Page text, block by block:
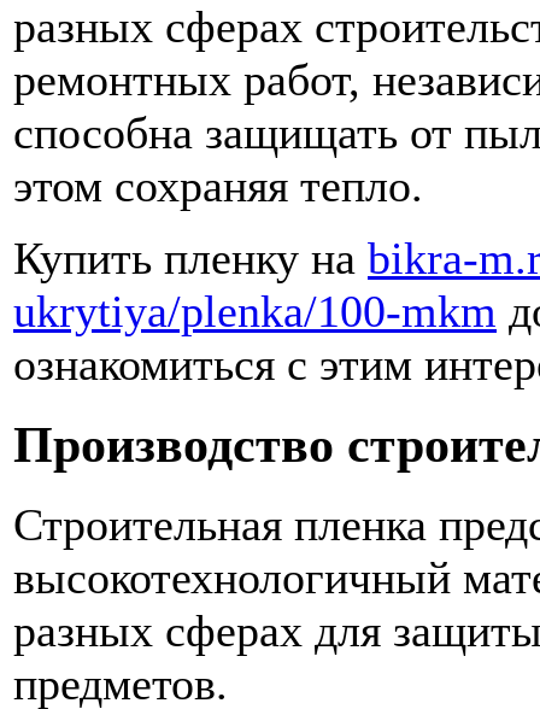
разных сферах
ремонтных работ,
способна защищать от
этом сохраняя тепло.
Купить пленку на bikra-
ukrytiya/plenka/100-mkm
ознакомиться с этим
Производство
Строительная пленка
высокотехнологичный
разных сферах для
предметов.